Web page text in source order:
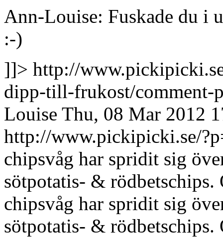
Ann-Louise: Fuskade du i
:-)
]]> http://
dipp-till-frukost/comment-
Louise Thu, 08 Mar 2012
http://www.pickipicki.se/
chipsvåg har spridit sig
sötpotatis- &
chipsvåg har spridit sig
sötpotatis- &